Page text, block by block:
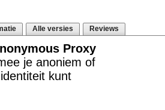
Alle versies Reviews
Proxy
je anoniem of
kunt